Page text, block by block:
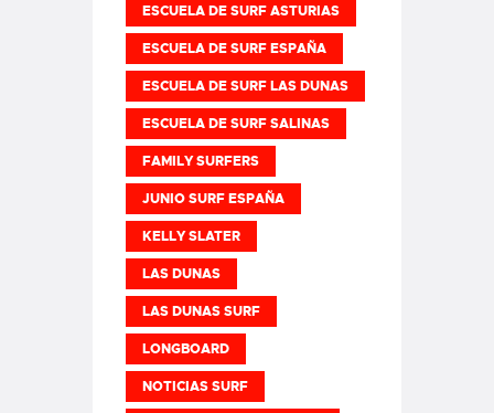
ESCUELA DE SURF ASTURIAS
ESCUELA DE SURF ESPAÑA
ESCUELA DE SURF LAS DUNAS
ESCUELA DE SURF SALINAS
FAMILY SURFERS
JUNIO SURF ESPAÑA
KELLY SLATER
LAS DUNAS
LAS DUNAS SURF
LONGBOARD
NOTICIAS SURF